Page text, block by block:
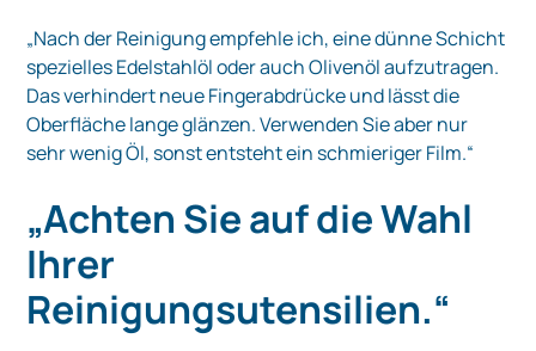
„Nach der Reinigung empfehle ich, eine dünne Schicht
spezielles Edelstahlöl oder auch Olivenöl aufzutragen.
Das verhindert neue Fingerabdrücke und lässt die
Oberfläche lange glänzen. Verwenden Sie aber nur
sehr wenig Öl, sonst entsteht ein schmieriger Film.“
„Achten Sie auf die Wahl
Ihrer
Reinigungsutensilien.“